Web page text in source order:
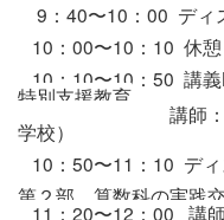
9：40〜10：00 デ
10：00〜10：10 休憩
10：10〜10：50 講
特別支援教育
講師：
学校）
10：50〜11：10 デ
第２部 算数科の実践
11：20〜12：00 講